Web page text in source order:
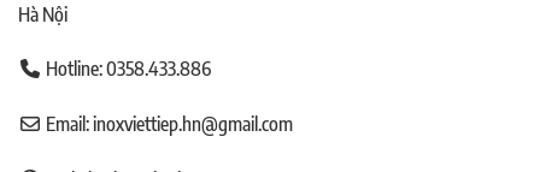
Hà Nội
Hotline:0358.433.886
Email: inoxviettiep.hn@gmail.com